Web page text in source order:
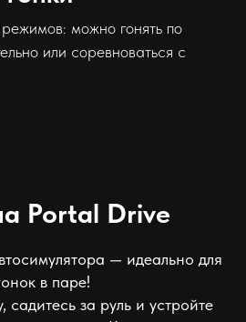
можно гонять по
или соревноваться с
Portal Drive
— идеально для
в паре!
садитесь за руль и устройте